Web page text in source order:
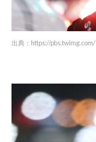
出典： https://pbs.twimg.com/